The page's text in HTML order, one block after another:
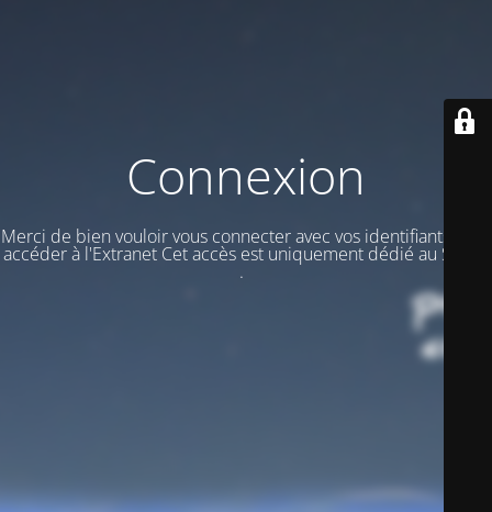
Connexion
Merci de bien vouloir vous connecter avec vos identifiants pour
accéder à l'Extranet Cet accès est uniquement dédié au STAFF
.